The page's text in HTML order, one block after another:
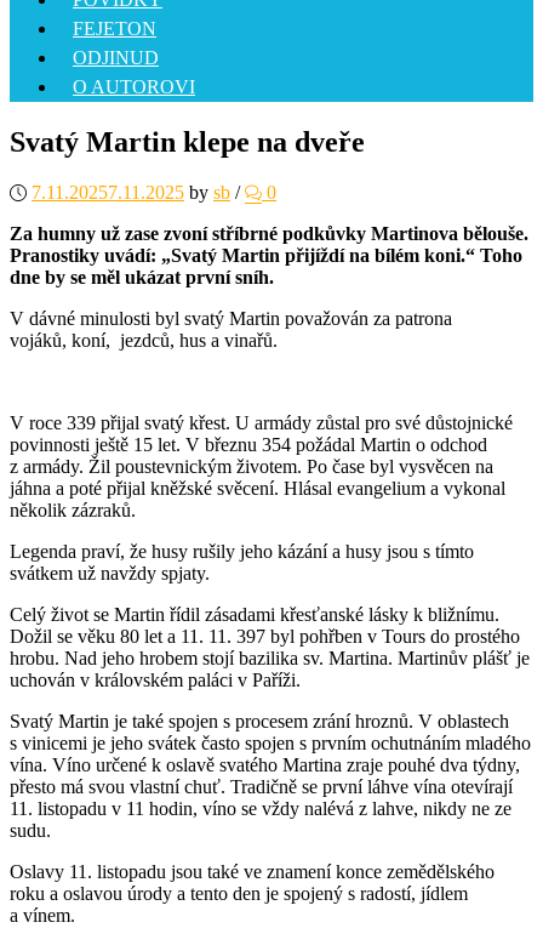
FEJETON
ODJINUD
O AUTOROVI
Svatý Martin klepe na dveře
7.11.20257.11.2025 by sb /
0
Za humny už zase zvoní stříbrné podkůvky Martinova bělouše.
Pranostiky uvádí: „Svatý Martin přijíždí na bílém koni.“ Toho
dne by se měl ukázat první sníh.
V dávné minulosti byl svatý Martin považován za patrona
vojáků, koní, jezdců, hus a vinařů.
V roce 339 přijal svatý křest. U armády zůstal pro své důstojnické
povinnosti ještě 15 let. V březnu 354 požádal Martin o odchod
z armády. Žil poustevnickým životem. Po čase byl vysvěcen na
jáhna a poté přijal kněžské svěcení. Hlásal evangelium a vykonal
několik zázraků.
Legenda praví, že husy rušily jeho kázání a husy jsou s tímto
svátkem už navždy spjaty.
Celý život se Martin řídil zásadami křesťanské lásky k bližnímu.
Dožil se věku 80 let a 11. 11. 397 byl pohřben v Tours do prostého
hrobu. Nad jeho hrobem stojí bazilika sv. Martina. Martinův plášť je
uchován v královském paláci v Paříži.
Svatý Martin je také spojen s procesem zrání hroznů. V oblastech
s vinicemi je jeho svátek často spojen s prvním ochutnáním mladého
vína. Víno určené k oslavě svatého Martina zraje pouhé dva týdny,
přesto má svou vlastní chuť. Tradičně se první láhve vína otevírají
11. listopadu v 11 hodin, víno se vždy nalévá z lahve, nikdy ne ze
sudu.
Oslavy 11. listopadu jsou také ve znamení konce zemědělského
roku a oslavou úrody a tento den je spojený s radostí, jídlem
a vínem.